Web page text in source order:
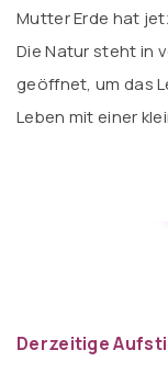
Mutter Erde hat
Die Natur steht in
geöffnet, um das
Leben mit einer
Derzeitige